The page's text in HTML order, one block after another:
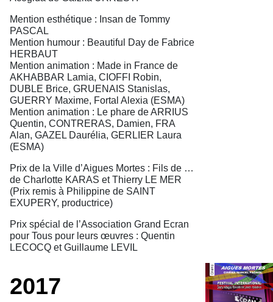
Mention esthétique : Insan de Tommy
PASCAL
Mention humour : Beautiful Day de Fabrice
HERBAUT
Mention animation : Made in France de
AKHABBAR Lamia, CIOFFI Robin,
DUBLE Brice, GRUENAIS Stanislas,
GUERRY Maxime, Fortal Alexia (ESMA)
Mention animation : Le phare de ARRIUS
Quentin, CONTRERAS, Damien, FRA
Alan, GAZEL Daurélia, GERLIER Laura
(ESMA)
Prix de la Ville d’Aigues Mortes : Fils de …
de Charlotte KARAS et Thierry LE MER
(Prix remis à Philippine de SAINT
EXUPERY, productrice)
Prix spécial de l’Association Grand Ecran
pour Tous pour leurs œuvres : Quentin
LECOCQ et Guillaume LEVIL
2017